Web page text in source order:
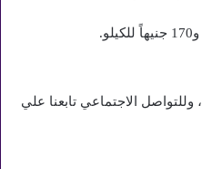
، وللتواصل الاجتماعي تابعنا علي